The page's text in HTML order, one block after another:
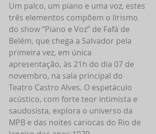
Um palco, um piano e uma voz, estes
três elementos compõem o lirismo
do show “Piano e Voz” de Fafá de
Belém, que chega a Salvador pela
primeira vez, em única
apresentação, às 21h do dia 07 de
novembro, na sala principal do
Teatro Castro Alves. O espetáculo
acústico, com forte teor intimista e
saudosista, explora o universo da
MPB e das noites cariocas do Rio de